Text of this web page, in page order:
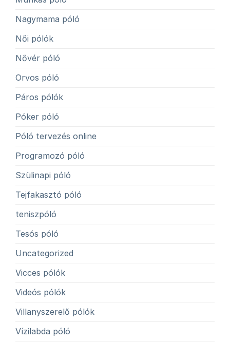
Nagymama póló
Női pólók
Nővér póló
Orvos póló
Páros pólók
Póker póló
Póló tervezés online
Programozó póló
Szülinapi póló
Tejfakasztó póló
teniszpóló
Tesós póló
Uncategorized
Vicces pólók
Videós pólók
Villanyszerelő pólók
Vízilabda póló